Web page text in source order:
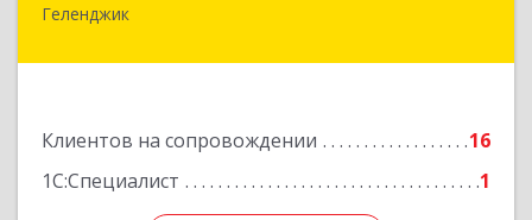
Геленджик
Клиентов на сопровождении
16
1С:Специалист
1
353460, Краснодарский край, Геленджик г,